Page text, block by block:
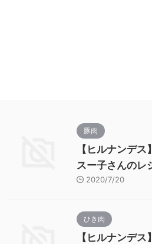
豚肉
【ヒルナンデ
スー子さんのレ
2020/7/20
ひき肉
【ヒルナンデ